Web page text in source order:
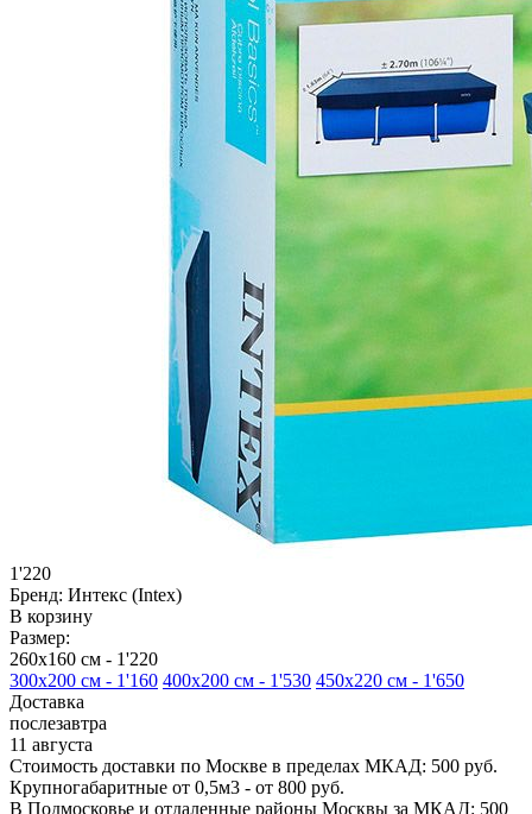
1'220
Бренд: Интекс (Intex)
В корзину
Размер:
260х160 см - 1'220
300х200 см - 1'160 400х200 см - 1'530 450х220 см - 1'650
Доставка
послезавтра
11 августа
Стоимость доставки по Москве в пределах МКАД: 500 руб.
Крупногабаритные от 0,5м3 - от 800 руб.
В Подмосковье и отдаленные районы Москвы за МКАД: 500